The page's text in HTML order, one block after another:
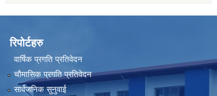
रिपोर्टहरु
वार्षिक प्रगति प्रतिवेदन
चौमासिक प्रगति प्रतिवेदन
सार्वजनिक सुनुवाई